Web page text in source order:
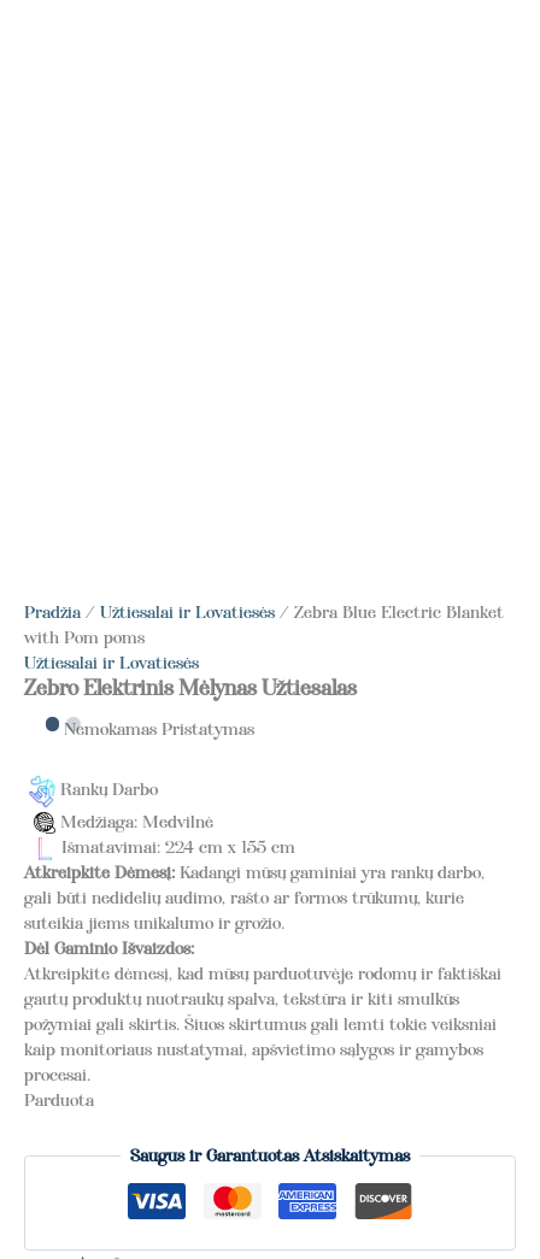
Pradžia / Užtiesalai ir Lovatiesės / Zebra Blue Electric Blanket
with Pom poms
Užtiesalai ir Lovatiesės
Zebro Elektrinis Mėlynas Užtiesalas
Nemokamas Pristatymas
Rankų Darbo
Medžiaga: Medvilnė
Išmatavimai: 224 cm x 155 cm
Atkreipkite Dėmesį: Kadangi mūsų gaminiai yra rankų darbo,
gali būti nedidelių audimo, rašto ar formos trūkumų, kurie
suteikia jiems unikalumo ir grožio.
Dėl Gaminio Išvaizdos:
Atkreipkite dėmesį, kad mūsų parduotuvėje rodomų ir faktiškai
gautų produktų nuotraukų spalva, tekstūra ir kiti smulkūs
požymiai gali skirtis. Šiuos skirtumus gali lemti tokie veiksniai
kaip monitoriaus nustatymai, apšvietimo sąlygos ir gamybos
procesai.
Parduota
Saugus ir Garantuotas Atsiskaitymas